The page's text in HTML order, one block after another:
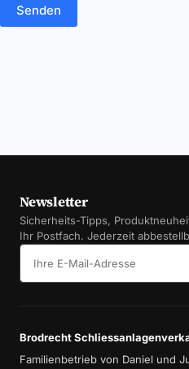
Senden
Newsletter
Sicherheits-Tipps,
Ihr Postfach. Jederzeit
Brodrecht
Familienbetrieb von Daniel und